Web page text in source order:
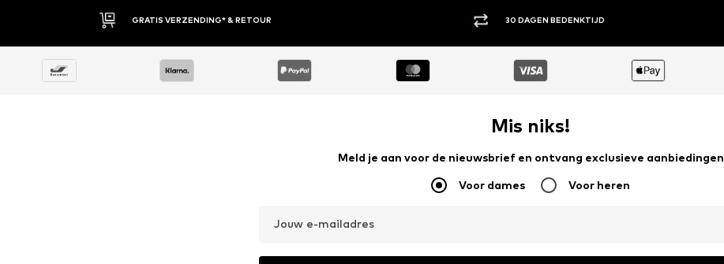
30 DAGEN BEDENKTIJD ACHTERAF BETALEN
Mis niks!
Meld je aan voor de nieuwsbrief en ontvang exclusieve aanbiedingen
Voor dames Voor heren
Jouw e-mailadres